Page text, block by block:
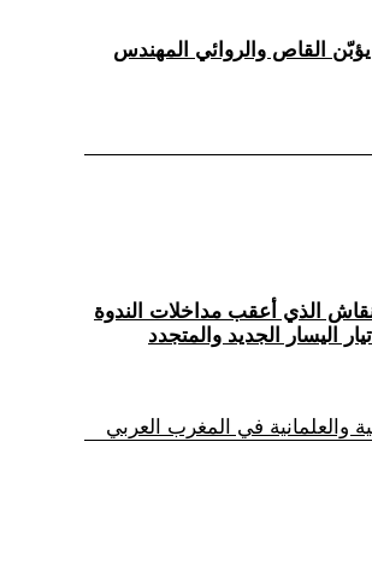
يؤبّن القاص والروائي المهندس
الذي أعقب مداخلات الندوة
اليسار الجديد والمتجدد
والعلمانية في المغرب العربي